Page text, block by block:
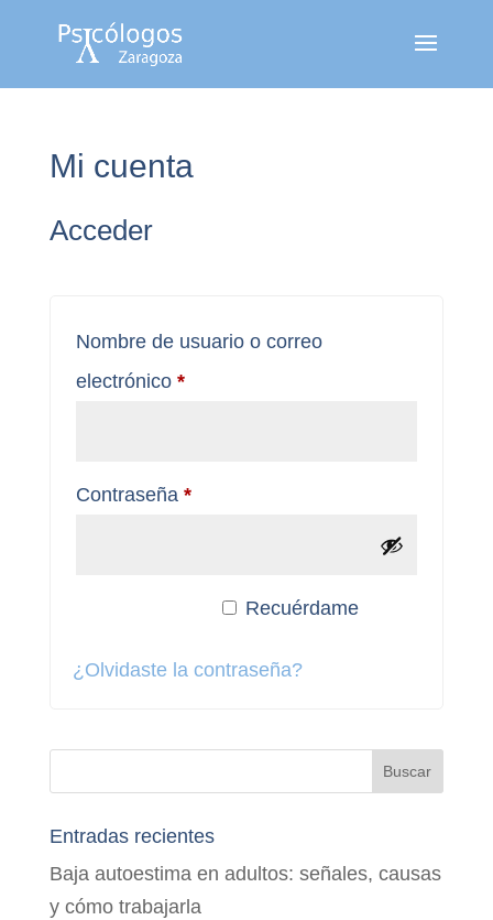
Mi cuenta
Acceder
Nombre de usuario o correo
electrónico *Obligatorio
Contraseña *Obligatorio
Recuérdame
¿Olvidaste la contraseña?
Entradas recientes
Baja autoestima en adultos: señales, causas
y cómo trabajarla